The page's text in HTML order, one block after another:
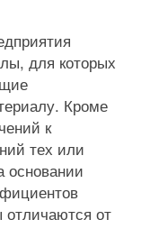
для которых
Кроме
к
тех или
основании
от